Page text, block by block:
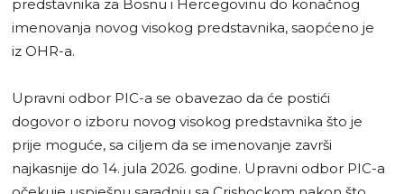
predstavnika za Bosnu i Hercegovinu do konačnog
imenovanja novog visokog predstavnika, saopćeno je
iz OHR-a.
Upravni odbor PIC-a se obavezao da će postići
dogovor o izboru novog visokog predstavnika što je
prije moguće, sa ciljem da se imenovanje završi
najkasnije do 14. jula 2026. godine. Upravni odbor PIC-a